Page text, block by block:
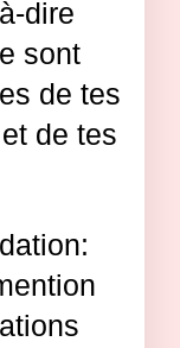
dire
sont
de tes
de tes